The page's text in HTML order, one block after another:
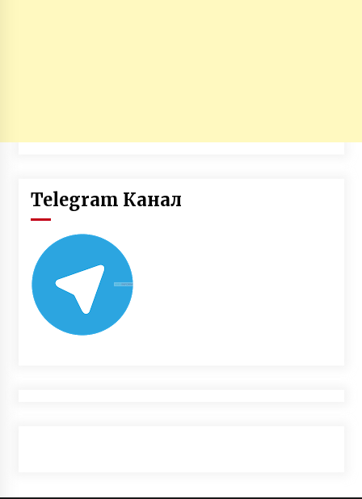
Telegram Канал